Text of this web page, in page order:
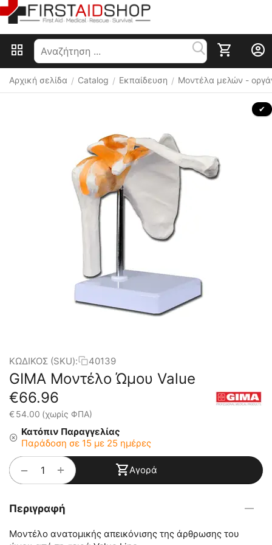
Αρχική σελίδα / Catalog / Εκπαίδευση / Μοντέλα μελών -
✔
ΚΩΔΙΚΟΣ (SKU): 40139
GIMA Μοντέλο Ώμου Value
€66.96
€54.00 (χωρίς ΦΠΑ)
Κατόπιν Παραγγελίας
Παράδοση σε 15 με 25 ημέρες
+
− Αγορά
Περιγραφή
Μοντέλο ανατομικής απεικόνισης της άρθρωσης του